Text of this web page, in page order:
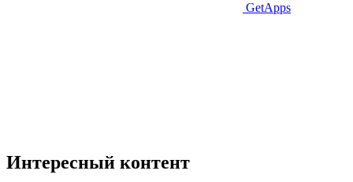
GetApps
Интересный контент